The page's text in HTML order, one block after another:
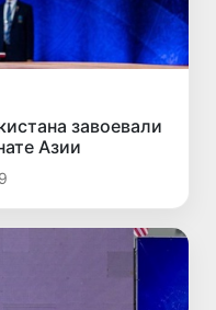
завоевали
Азии